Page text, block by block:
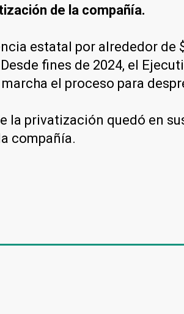
de la compañía.
estatal por alrededor de
fines de 2024, el
el proceso para
privatización quedó en
compañía.